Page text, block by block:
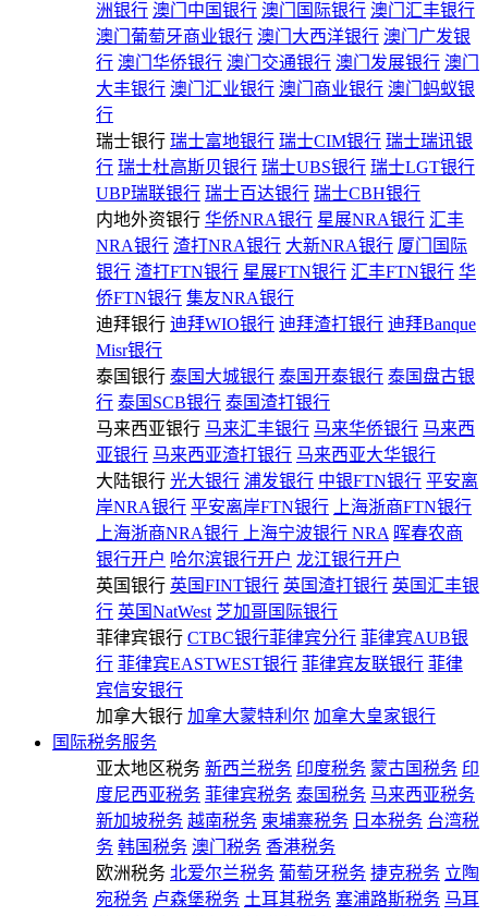
洲银行 澳门中国银行 澳门国际银行 澳门汇丰银行
澳门葡萄牙商业银行 澳门大西洋银行 澳门广发银
行 澳门华侨银行 澳门交通银行 澳门发展银行 澳门
大丰银行 澳门汇业银行 澳门商业银行 澳门蚂蚁银
行
瑞士银行 瑞士富地银行 瑞士CIM银行 瑞士瑞讯银
行 瑞士杜高斯贝银行 瑞士UBS银行 瑞士LGT银行
UBP瑞联银行 瑞士百达银行 瑞士CBH银行
内地外资银行 华侨NRA银行 星展NRA银行 汇丰
NRA银行 渣打NRA银行 大新NRA银行 厦门国际
银行 渣打FTN银行 星展FTN银行 汇丰FTN银行 华
侨FTN银行 集友NRA银行
迪拜银行 迪拜WIO银行 迪拜渣打银行 迪拜Banque
Misr银行
泰国银行 泰国大城银行 泰国开泰银行 泰国盘古银
行 泰国SCB银行 泰国渣打银行
马来西亚银行 马来汇丰银行 马来华侨银行 马来西
亚银行 马来西亚渣打银行 马来西亚大华银行
大陆银行 光大银行 浦发银行 中银FTN银行 平安离
岸NRA银行 平安离岸FTN银行
上海浙商FTN银行
上海浙商NRA银行
上海宁波银行 NRA 晖春农商
银行开户 哈尔滨银行开户 龙江银行开户
英国银行 英国FINT银行 英国渣打银行 英国汇丰银
行 英国NatWest 芝加哥国际银行
菲律宾银行 CTBC银行菲律宾分行 菲律宾AUB银
行 菲律宾EASTWEST银行 菲律宾友联银行 菲律
宾信安银行
加拿大银行 加拿大蒙特利尔 加拿大皇家银行
国际税务服务
亚太地区税务 新西兰税务 印度税务 蒙古国税务 印
度尼西亚税务 菲律宾税务 泰国税务 马来西亚税务
新加坡税务 越南税务 柬埔寨税务 日本税务 台湾税
务 韩国税务 澳门税务 香港税务
欧洲税务 北爱尔兰税务 葡萄牙税务 捷克税务 立陶
宛税务 卢森堡税务 土耳其税务 塞浦路斯税务 马耳